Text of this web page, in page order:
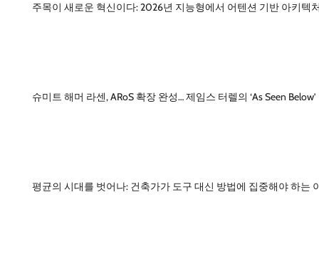
주목이 새로운 혁신이다: 2026년 지능형에서 어텐션 기반 아키텍
슈미트 해머 라센, ARoS 확장 완성… 제임스 터렐의 ‘As Seen
평균의 시대를 벗어나: 건축가가 도구 대신 방법에 집중해야 하는